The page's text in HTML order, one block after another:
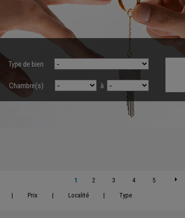
Type de bien
Chambre(s) à
1 2 3 4
5
| Prix | Localité | Type